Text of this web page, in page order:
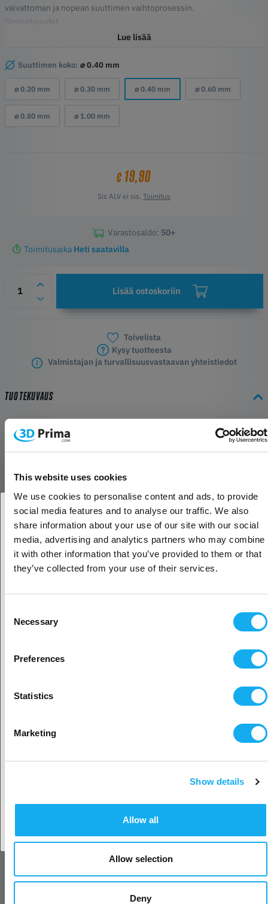
This website uses cookies
We use cookies to personalise content and ads, to provide
social media features and to analyse our traffic. We also
share information about your use of our site with our social
media, advertising and analytics partners who may combine
it with other information that you’ve provided to them or that
they’ve collected from your use of their services.
Selection
Necessary
Preferences
Statistics
Marketing
Show details
Allow all
Allow selection
Deny
vaivattoman ja nopean suuttimen vaihtoprosessin.
Ominaisuudet
HighFlow
Lue lisää
Suuttimen koko: ⌀ 0.40 mm
⌀ 0.20 mm ⌀ 0.30 mm ⌀ 0.40 mm ⌀ 0.60 mm
⌀ 0.80 mm ⌀ 1.00 mm
€ 19,90
Sis ALV ei sis. Toimitus
Varastosaldo: 50+
Toimitusaika Heti saatavilla
Lisää ostoskoriin
Toivelista
Kysy tuotteesta
Valmistajan ja turvallisuusvastaavan yhteistiedot
TUOTEKUVAUS
Suutin FlowTech Hotendille
FlowTech-suutin on suunniteltu vuotamattomaksi, ja se tarjoaa
FlowTech-suunnittelu integroi lämpöputken saumattomasti
suuttimeen, mikä ratkaisee tehokkaasti tavanomaisten
kuumennusputkien yleisimmät haasteet: suuttimen vuodot ja
suuttimen vaihtamiseen liittyvät hankaluudet.
Sopii:
Micro Swiss FlowTech™ Hotend Creality K1 / K1 Max -
ARVOSTELUT
Sukunimi*
sähköposti*
Oletko yritys- vai yksityisasiakas?
Yritysasiakas